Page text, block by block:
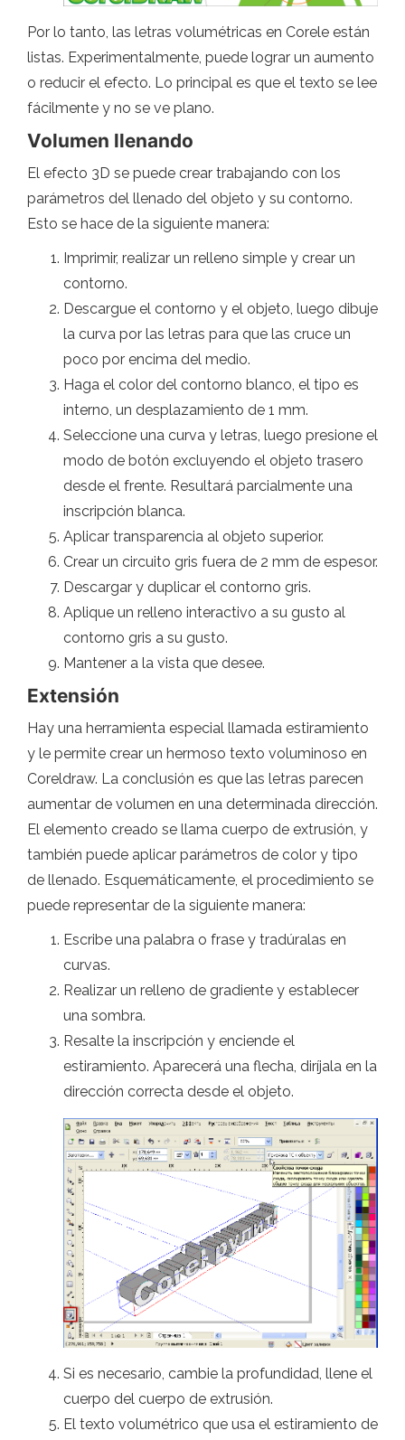
Por lo tanto, las letras volumétricas en Corele están
listas. Experimentalmente, puede lograr un aumento
o reducir el efecto. Lo principal es que el texto se lee
fácilmente y no se ve plano.
Volumen llenando
El efecto 3D se puede crear trabajando con los
parámetros del llenado del objeto y su contorno.
Esto se hace de la siguiente manera:
Imprimir, realizar un relleno simple y crear un
contorno.
Descargue el contorno y el objeto, luego dibuje
la curva por las letras para que las cruce un
poco por encima del medio.
Haga el color del contorno blanco, el tipo es
interno, un desplazamiento de 1 mm.
Seleccione una curva y letras, luego presione el
modo de botón excluyendo el objeto trasero
desde el frente. Resultará parcialmente una
inscripción blanca.
Aplicar transparencia al objeto superior.
Crear un circuito gris fuera de 2 mm de espesor.
Descargar y duplicar el contorno gris.
Aplique un relleno interactivo a su gusto al
contorno gris a su gusto.
Mantener a la vista que desee.
Extensión
Hay una herramienta especial llamada estiramiento
y le permite crear un hermoso texto voluminoso en
Coreldraw. La conclusión es que las letras parecen
aumentar de volumen en una determinada dirección.
El elemento creado se llama cuerpo de extrusión, y
también puede aplicar parámetros de color y tipo
de llenado. Esquemáticamente, el procedimiento se
puede representar de la siguiente manera:
Escribe una palabra o frase y tradúralas en
curvas.
Realizar un relleno de gradiente y establecer
una sombra.
Resalte la inscripción y enciende el
estiramiento. Aparecerá una flecha, diríjala en la
dirección correcta desde el objeto.
Si es necesario, cambie la profundidad, llene el
cuerpo del cuerpo de extrusión.
El texto volumétrico que usa el estiramiento de